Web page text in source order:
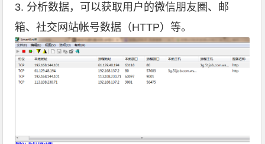
3. 分析数据，可以获取用户的微信朋友圈、邮
箱、社交网站帐号数据（HTTP）等。